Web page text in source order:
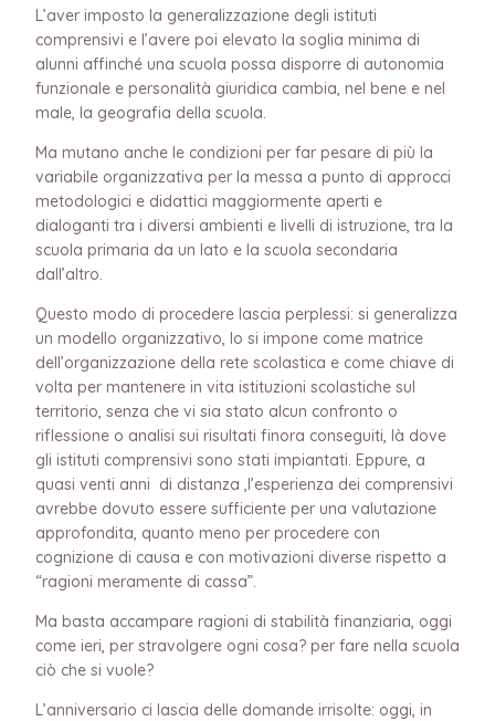
L’aver imposto la generalizzazione degli istituti
comprensivi e l’avere poi elevato la soglia minima di
alunni affinché una scuola possa disporre di autonomia
funzionale e personalità giuridica cambia, nel bene e nel
male, la geografia della scuola.
Ma mutano anche le condizioni per far pesare di più la
variabile organizzativa per la messa a punto di approcci
metodologici e didattici maggiormente aperti e
dialoganti tra i diversi ambienti e livelli di istruzione, tra la
scuola primaria da un lato e la scuola secondaria
dall’altro.
Questo modo di procedere lascia perplessi: si generalizza
un modello organizzativo, lo si impone come matrice
dell’organizzazione della rete scolastica e come chiave di
volta per mantenere in vita istituzioni scolastiche sul
territorio, senza che vi sia stato alcun confronto o
riflessione o analisi sui risultati finora conseguiti, là dove
gli istituti comprensivi sono stati impiantati. Eppure, a
quasi venti anni di distanza ,l’esperienza dei comprensivi
avrebbe dovuto essere sufficiente per una valutazione
approfondita, quanto meno per procedere con
cognizione di causa e con motivazioni diverse rispetto a
“ragioni meramente di cassa”.
Ma basta accampare ragioni di stabilità finanziaria, oggi
come ieri, per stravolgere ogni cosa? per fare nella scuola
ciò che si vuole?
L’anniversario ci lascia delle domande irrisolte: oggi, in